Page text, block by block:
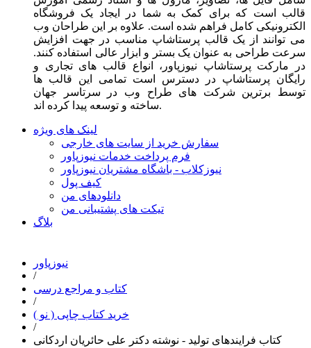
قالب است که برای کمک به شما در ایجاد یک فروشگاه
الکترونیکی کامل فراهم شده است. علاوه بر این طراحان وب
می توانند از یک قالب پرستاشاپ مناسب در جهت افزایش
سرعت طراحی به عنوان یک بستر و ابزار عالی استفاده کنند.
در مارکت پرستاشاپ نیوزپاور، انواع قالب های تجاری و
رایگان پرستاشاپ در دسترس است تمامی این قالب ها
توسط برترین شرکت های طراح وب در سرتاسر جهان
ساخته و توسعه پیدا کرده اند.
لینک های ویژه
سفارش خرید از سایت های خارجی
فرم پرداخت خدمات نیوزپاور
نیوزکلاب - باشگاه مشتریان نیوزپاور
کیف پول
دانلودهای من
تیکت های پشتیبانی من
بلاگ
نیوزپاور
/
کتاب و مراجع درسی
/
خرید کتاب چاپی ( نو )
/
کتاب فرایندهای تولید - نوشته دکتر علی حائریان اردکانی